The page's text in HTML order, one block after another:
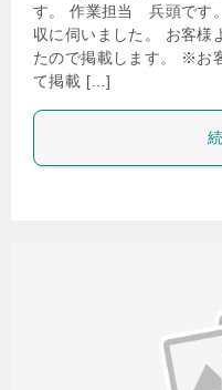
す。 作業担当 兵頭です
収に伺いました。 お客様
たので掲載します。 ※お
て掲載 […]